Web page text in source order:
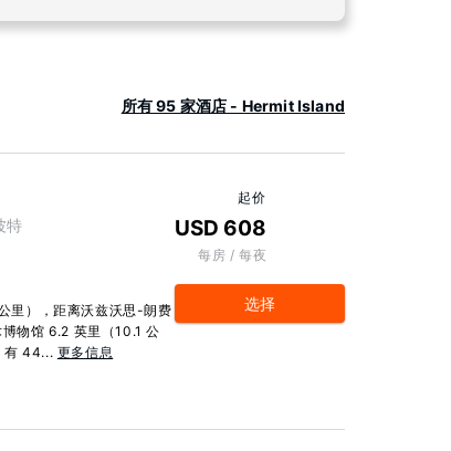
所有 95 家酒店 - Hermit Island
特
里），距离沃兹沃思-朗费
物馆 6.2 英里（10.1 公
有 44... 更多信息
起价
USD 608
每房 / 每夜
选择